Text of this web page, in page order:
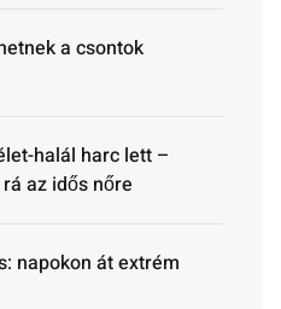
a csontok
halál harc lett –
az idős nőre
napokon át extrém